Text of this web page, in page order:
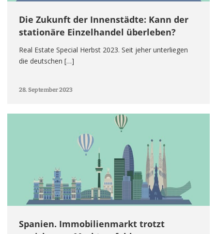
Die Zukunft der Innenstädte: Kann der
stationäre Einzelhandel überleben?
Real Estate Special Herbst 2023. Seit jeher unterliegen
die deutschen […]
28. September 2023
Spanien. Immobilienmarkt trotzt